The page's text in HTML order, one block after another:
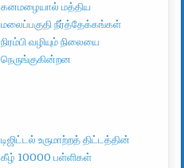
கனமழையால் மத்திய
மலைப்பகுதி நீர்த்தேக்கங்கள்
நிரம்பி வழியும் நிலையை
நெருங்குகின்றன
டிஜிட்டல் உருமாற்றத் திட்டத்தின்
கீழ் 10000 பள்ளிகள்